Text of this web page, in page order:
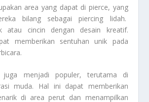
area yang dapat di pierce, yang
bilang sebagai piercing lidah.
atau cincin dengan desain kreatif.
memberikan sentuhan unik pada
juga menjadi populer, terutama di
muda. Hal ini dapat memberikan
di area perut dan menampilkan